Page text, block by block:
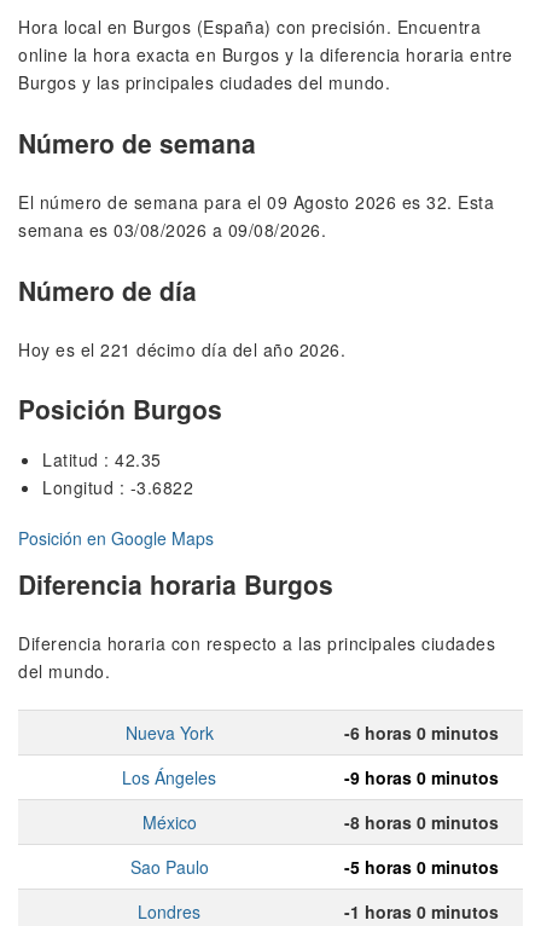
Hora local en Burgos (España) con precisión. Encuentra
online la hora exacta en Burgos y la diferencia horaria entre
Burgos y las principales ciudades del mundo.
Número de semana
El número de semana para el 09 Agosto 2026 es 32. Esta
semana es 03/08/2026 a 09/08/2026.
Número de día
Hoy es el 221 décimo día del año 2026.
Posición Burgos
Latitud : 42.35
Longitud : -3.6822
Posición en Google Maps
Diferencia horaria Burgos
Diferencia horaria con respecto a las principales ciudades
del mundo.
Nueva York
-6 horas 0 minutos
Los Ángeles
-9 horas 0 minutos
México
-8 horas 0 minutos
Sao Paulo
-5 horas 0 minutos
Londres
-1 horas 0 minutos